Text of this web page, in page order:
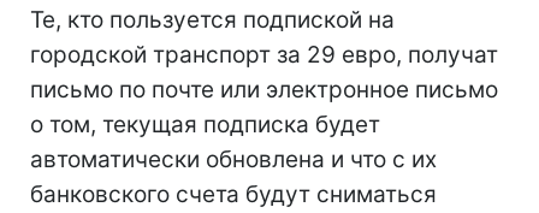
Те, кто пользуется подпиской на
городской транспорт за 29 евро, получат
письмо по почте или электронное письмо
о том, текущая подписка будет
автоматически обновлена ​​и что с их
банковского счета будут сниматься